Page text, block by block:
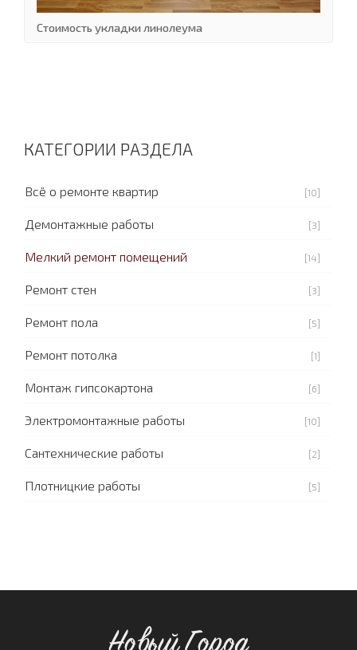
Стоимость укладки линолеума
КАТЕГОРИИ РАЗДЕЛА
Всё о ремонте квартир [10]
Демонтажные работы [3]
Мелкий ремонт помещений [14]
Ремонт стен [3]
Ремонт пола [5]
Ремонт потолка [1]
Монтаж гипсокартона [6]
Электромонтажные работы [10]
Сантехнические работы [2]
Плотницкие работы [5]
Новый Город